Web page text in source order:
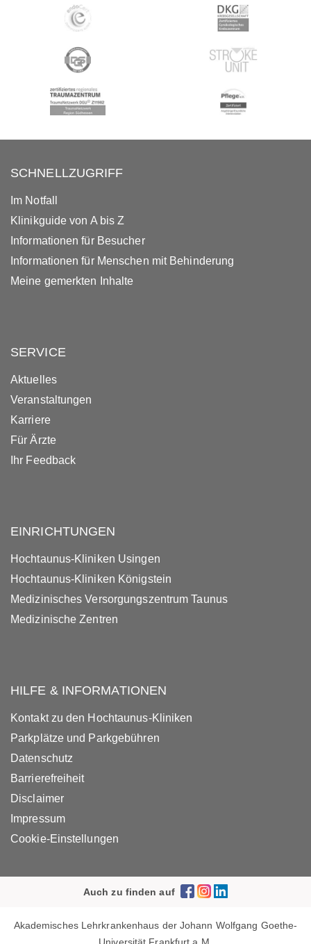
SCHNELLZUGRIFF
Im Notfall
Klinikguide von A bis Z
Informationen für Besucher
Informationen für Menschen mit Behinderung
Meine gemerkten Inhalte
SERVICE
Aktuelles
Veranstaltungen
Karriere
Für Ärzte
Ihr Feedback
EINRICHTUNGEN
Hochtaunus-Kliniken Usingen
Hochtaunus-Kliniken Königstein
Medizinisches Versorgungszentrum Taunus
Medizinische Zentren
HILFE & INFORMATIONEN
Kontakt zu den Hochtaunus-Kliniken
Parkplätze und Parkgebühren
Datenschutz
Barrierefreiheit
Disclaimer
Impressum
Cookie-Einstellungen
Auch zu finden auf
Akademisches Lehrkrankenhaus der Johann Wolfgang Goethe-
Universität Frankfurt a.M.